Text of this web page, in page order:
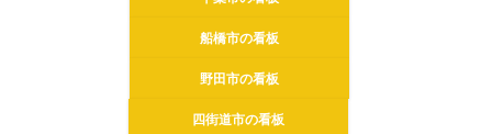
船橋市の看板
野田市の看板
四街道市の看板